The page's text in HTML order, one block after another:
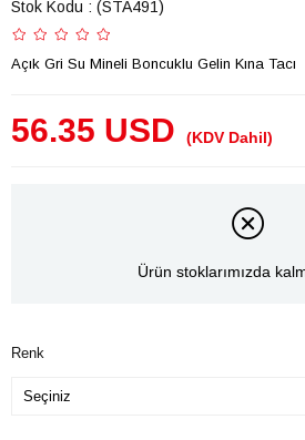
Stok Kodu (STA491)
Açık Gri Su Mineli Boncuklu Gelin Kına Tacı
56.35 USD (KDV Dahil)
Ürün stoklarımızda
Renk